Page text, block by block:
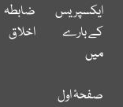
ایکسپریس
کے بارے
میں
ضابطہ
اخلاق
صفحۂ اول